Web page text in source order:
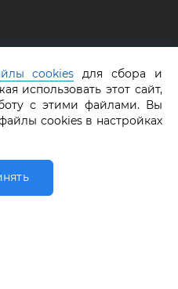
Избранное
cookies для сбора и
использовать этот сайт,
с этими файлами. Вы
cookies в настройках